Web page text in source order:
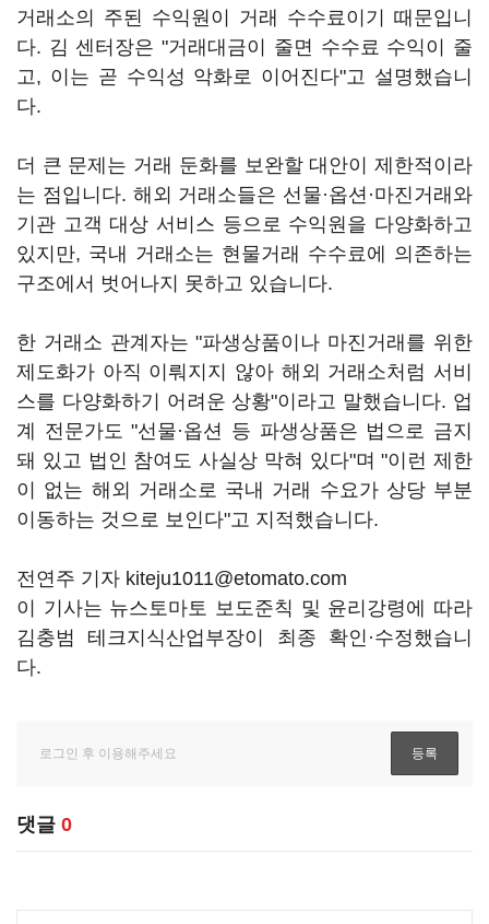
거래소의 주된 수익원이 거래 수수료이기 때문입니
다. 김 센터장은 "거래대금이 줄면 수수료 수익이 줄
고, 이는 곧 수익성 악화로 이어진다"고 설명했습니
다.
더 큰 문제는 거래 둔화를 보완할 대안이 제한적이라
는 점입니다. 해외 거래소들은 선물·옵션·마진거래와
기관 고객 대상 서비스 등으로 수익원을 다양화하고
있지만, 국내 거래소는 현물거래 수수료에 의존하는
구조에서 벗어나지 못하고 있습니다.
한 거래소 관계자는 "파생상품이나 마진거래를 위한
제도화가 아직 이뤄지지 않아 해외 거래소처럼 서비
스를 다양화하기 어려운 상황"이라고 말했습니다. 업
계 전문가도 "선물·옵션 등 파생상품은 법으로 금지
돼 있고 법인 참여도 사실상 막혀 있다"며 "이런 제한
이 없는 해외 거래소로 국내 거래 수요가 상당 부분
이동하는 것으로 보인다"고 지적했습니다.
전연주 기자 kiteju1011@etomato.com
이 기사는 뉴스토마토 보도준칙 및 윤리강령에 따라
김충범 테크지식산업부장이 최종 확인·수정했습니
다.
댓글 0